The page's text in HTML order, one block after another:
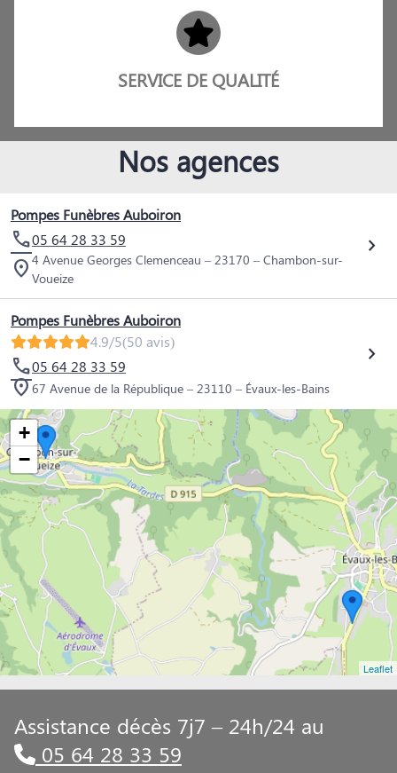
SERVICE DE QUALITÉ
Nos agences
Pompes Funèbres Auboiron
05 64 28 33 59
4 Avenue Georges Clemenceau – 23170 – Chambon-sur-
Voueize
Pompes Funèbres Auboiron
4.9/5(50 avis)
05 64 28 33 59
67 Avenue de la République – 23110 – Évaux-les-Bains
+
−
Leaflet
Assistance décès 7j7 – 24h/24 au
05 64 28 33 59